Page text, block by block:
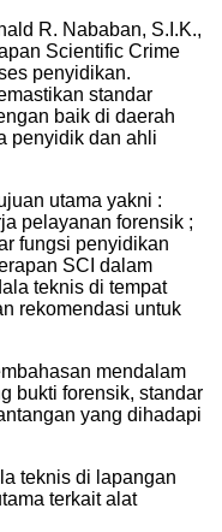
R. Nababan, S.I.K.,
Scientific Crime
penyidikan.
standar
baik di daerah
penyidik dan ahli
utama yakni :
pelayanan forensik ;
fungsi penyidikan
SCI dalam
teknis di tempat
rekomendasi untuk
mendalam
bukti forensik, standar
yang dihadapi
teknis di lapangan
terkait alat